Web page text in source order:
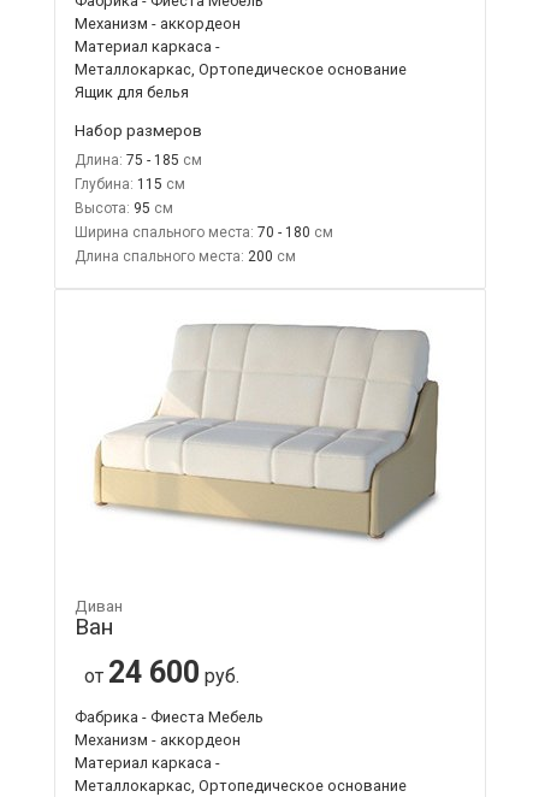
Механизм - аккордеон
Материал каркаса -
Металлокаркас, Ортопедическое основание
Ящик для белья
Набор размеров
Длина: 75 - 185
Глубина: 115
Высота: 95
Ширина спального места: 70 - 180
Длина спального места: 200
Диван
Ван
от 24 600 руб.
Фабрика - Фиеста Мебель
Механизм - аккордеон
Материал каркаса -
Металлокаркас, Ортопедическое основание